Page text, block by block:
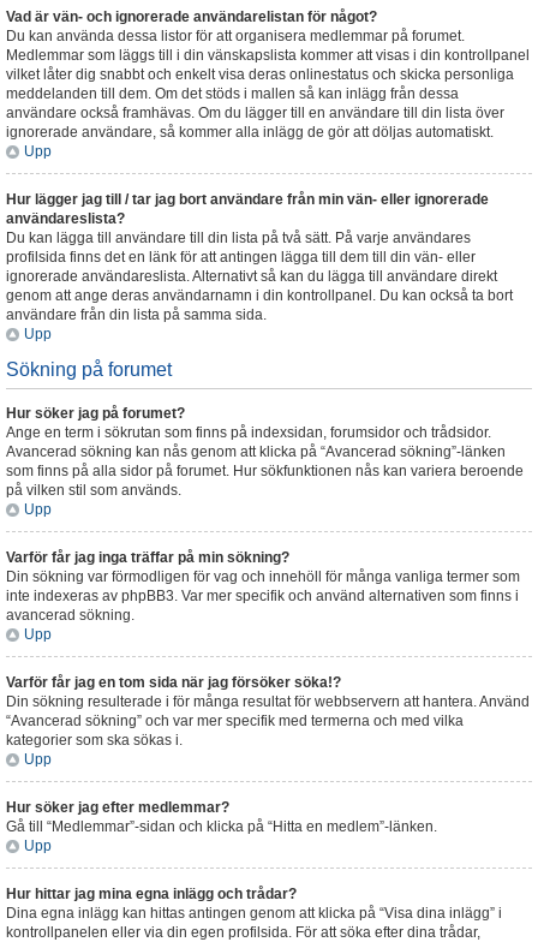
Vad är vän- och ignorerade användarelistan för något?
Du kan använda dessa listor för att organisera medlemmar på forumet.
Medlemmar som läggs till i din vänskapslista kommer att visas i din kontrollpanel
vilket låter dig snabbt och enkelt visa deras onlinestatus och skicka personliga
meddelanden till dem. Om det stöds i mallen så kan inlägg från dessa
användare också framhävas. Om du lägger till en användare till din lista över
ignorerade användare, så kommer alla inlägg de gör att döljas automatiskt.
Upp
Hur lägger jag till / tar jag bort användare från min vän- eller ignorerade
användareslista?
Du kan lägga till användare till din lista på två sätt. På varje användares
profilsida finns det en länk för att antingen lägga till dem till din vän- eller
ignorerade användareslista. Alternativt så kan du lägga till användare direkt
genom att ange deras användarnamn i din kontrollpanel. Du kan också ta bort
användare från din lista på samma sida.
Upp
Sökning på forumet
Hur söker jag på forumet?
Ange en term i sökrutan som finns på indexsidan, forumsidor och trådsidor.
Avancerad sökning kan nås genom att klicka på “Avancerad sökning”-länken
som finns på alla sidor på forumet. Hur sökfunktionen nås kan variera beroende
på vilken stil som används.
Upp
Varför får jag inga träffar på min sökning?
Din sökning var förmodligen för vag och innehöll för många vanliga termer som
inte indexeras av phpBB3. Var mer specifik och använd alternativen som finns i
avancerad sökning.
Upp
Varför får jag en tom sida när jag försöker söka!?
Din sökning resulterade i för många resultat för webbservern att hantera. Använd
“Avancerad sökning” och var mer specifik med termerna och med vilka
kategorier som ska sökas i.
Upp
Hur söker jag efter medlemmar?
Gå till “Medlemmar”-sidan och klicka på “Hitta en medlem”-länken.
Upp
Hur hittar jag mina egna inlägg och trådar?
Dina egna inlägg kan hittas antingen genom att klicka på “Visa dina inlägg” i
kontrollpanelen eller via din egen profilsida. För att söka efter dina trådar,